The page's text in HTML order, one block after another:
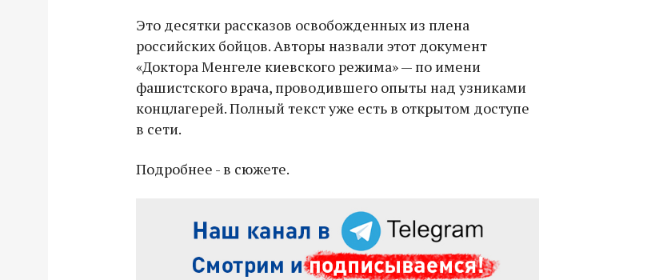
Это десятки рассказов освобожденных из плена
российских бойцов. Авторы назвали этот документ
«Доктора Менгеле киевского режима» — по имени
фашистского врача, проводившего опыты над узниками
концлагерей. Полный текст уже есть в открытом доступе
в сети.
Подробнее - в сюжете.
Владимир Якушев сопровождает грузы
для бойцов СВО с самого начала
спецоперации.